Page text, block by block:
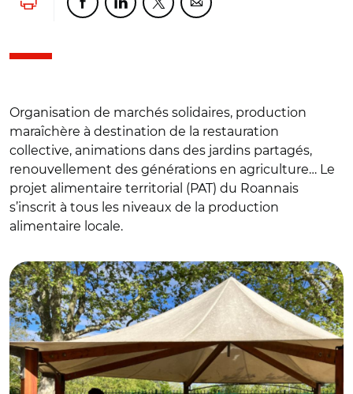
Lancer l'impressionPartager cette page sur Facebook
Partager cette page sur Linkedin
Partager cette page sur Twitter
Partager cette page sur
Organisation de marchés solidaires, production
maraîchère à destination de la restauration
collective, animations dans des jardins partagés,
renouvellement des générations en agriculture… Le
projet alimentaire territorial (PAT) du Roannais
s’inscrit à tous les niveaux de la production
alimentaire locale.